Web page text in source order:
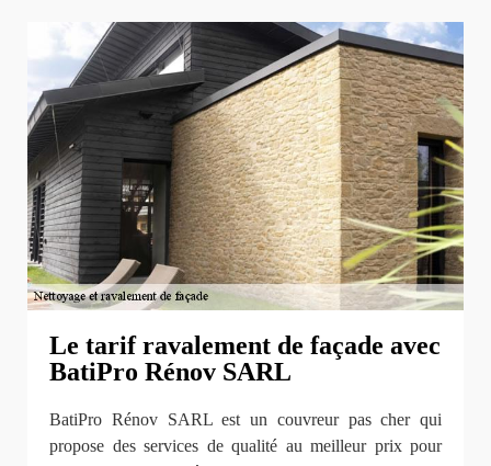
Le tarif ravalement de façade avec
BatiPro Rénov SARL
BatiPro Rénov SARL est un couvreur pas cher qui
propose des services de qualité au meilleur prix pour